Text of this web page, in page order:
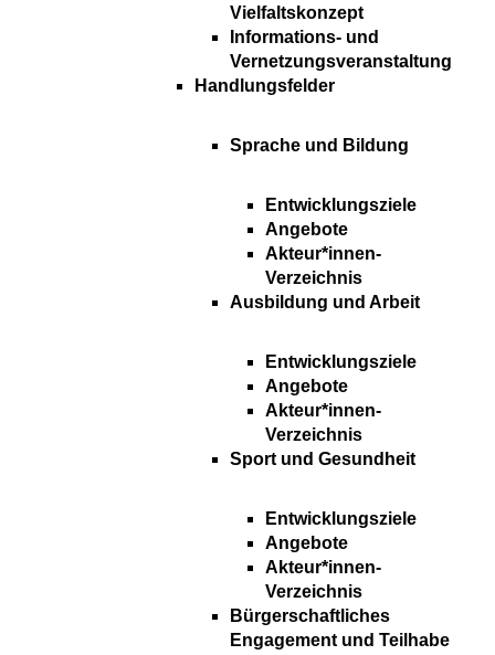
Vielfaltskonzept
Informations- und
Vernetzungsveranstaltung
Handlungsfelder
Sprache und Bildung
Entwicklungsziele
Angebote
Akteur*innen-
Verzeichnis
Ausbildung und Arbeit
Entwicklungsziele
Angebote
Akteur*innen-
Verzeichnis
Sport und Gesundheit
Entwicklungsziele
Angebote
Akteur*innen-
Verzeichnis
Bürgerschaftliches
Engagement und Teilhabe